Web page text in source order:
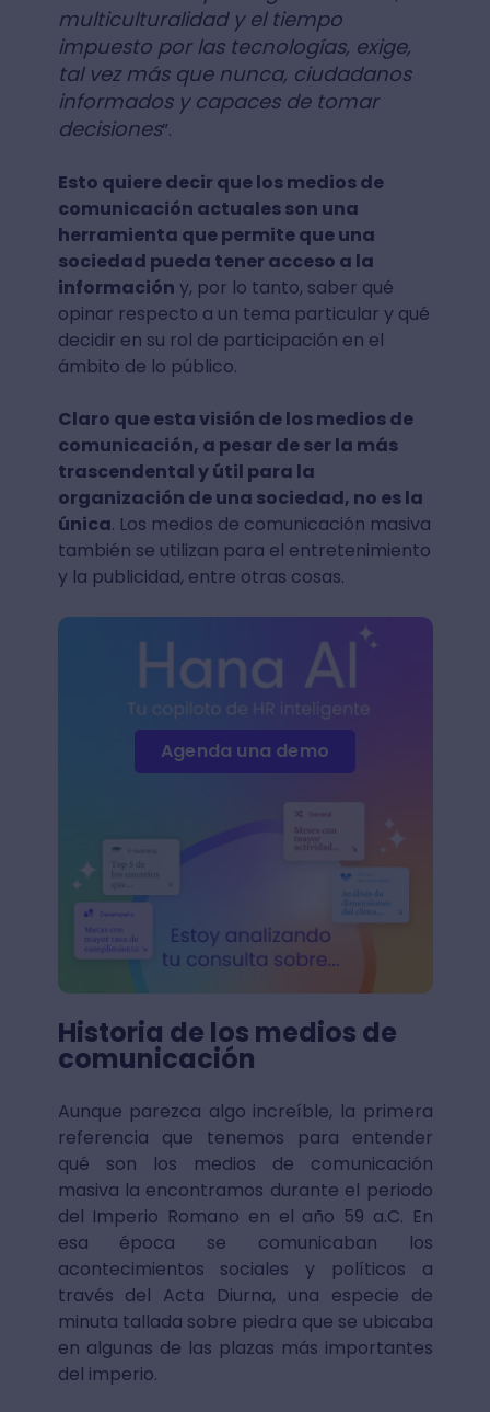
multiculturalidad y el tiempo
impuesto por las tecnologías, exige,
tal vez más que nunca, ciudadanos
informados y capaces de tomar
decisiones”.
Esto quiere decir que los medios de
comunicación actuales son una
herramienta que permite que una
sociedad pueda tener acceso a la
información y, por lo tanto, saber qué
opinar respecto a un tema particular y qué
decidir en su rol de participación en el
ámbito de lo público.
Claro que esta visión de los medios de
comunicación, a pesar de ser la más
trascendental y útil para la
organización de una sociedad, no es la
única. Los medios de comunicación masiva
también se utilizan para el entretenimiento
y la publicidad, entre otras cosas.
Agenda una demo
Historia de los medios de
comunicación
Aunque parezca algo increíble, la primera
referencia que tenemos para entender
qué son los medios de comunicación
masiva la encontramos durante el periodo
del Imperio Romano en el año 59 a.C. En
esa época se comunicaban los
acontecimientos sociales y políticos a
través del Acta Diurna, una especie de
minuta tallada sobre piedra que se ubicaba
en algunas de las plazas más importantes
del imperio.